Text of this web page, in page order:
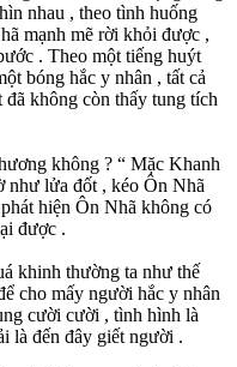
nhau , theo tình huống
mạnh mẽ rời khỏi được ,
. Theo một tiếng huýt
bóng hắc y nhân , tất cả
không còn thấy tung tích
không ? “ Mặc Khanh
như lửa đốt , kéo Ôn Nhã
hiện Ôn Nhã không có
được .
khinh thường ta như thế
cho mấy người hắc y nhân
cười cười , tình hình là
là đến đây giết người .